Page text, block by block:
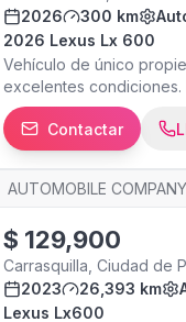
2026
300 km
2026 Lexus Lx 600
Vehículo de único
excelentes condiciones.
Contactar
AUTOMOBILE COMPANY
$ 129,900
Carrasquilla, Ciudad de
2023
26,393 km
Lexus Lx600